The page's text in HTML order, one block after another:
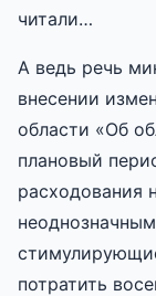
читали…
А ведь речь
внесении
области «Об
плановый
расходования
потратить